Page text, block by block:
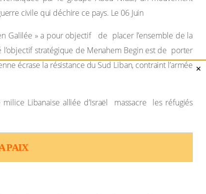
civile qui déchire ce pays. Le 06 Juin
Galilée » a pour objectif de placer l’ensemble de la
stratégique de Menahem Begin est de porter
écrase la résistance du Sud Liban, contraint l’armée
Libanaise alliée d’Israël massacre les réfugiés
PAIX
×